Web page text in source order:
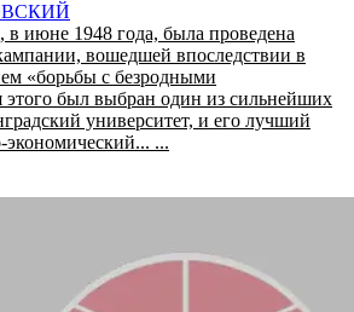
в июне 1948 года, была проведена
вошедшей впоследствии в
«борьбы с безродными
был выбран один из сильнейших
университет, и его лучший
экономический... ...